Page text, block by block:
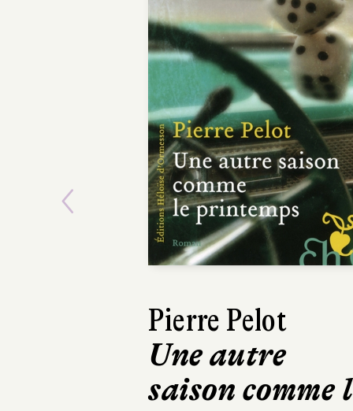
Claudie
Les Grands
Cerfs
Previous